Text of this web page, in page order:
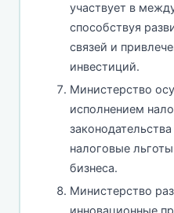
участвует в
способствуя
связей и
инвестиций.
Министерство
исполнением
налоговые
бизнеса.
Министерство